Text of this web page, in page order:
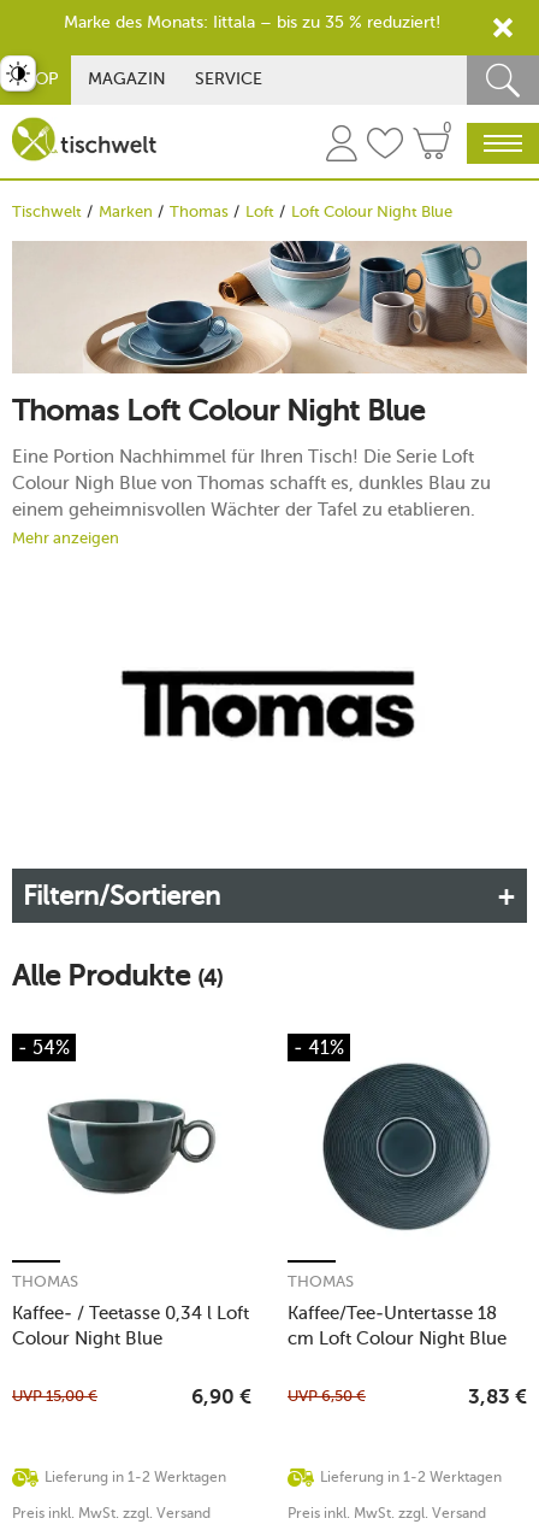
SHOP MAGAZIN SERVICE
0
Tischwelt Marken Thomas Loft Loft Colour Night Blue
Thomas Loft Colour Night Blue
Eine Portion Nachhimmel für Ihren Tisch! Die Serie Loft
Colour Nigh Blue von Thomas schafft es, dunkles Blau zu
einem geheimnisvollen Wächter der Tafel zu etablieren.
Strenge Symmetrien bei Teller, Tasse und Schale machen die
Lebendigkeit auf den Tisch bringen.
Mehr anzeigen
Filtern/Sortieren
Alle Produkte (4)
- 54%
Kaffee- / Teetasse 0,34 l Loft
Colour Night Blue
THOMAS
Lieferung in 1-2 Werktagen
UVP15,00 € 6,90 €
Preis inkl. MwSt. zzgl. Versand
- 41%
Kaffee/Tee-Untertasse 18
cm Loft Colour Night Blue
THOMAS
Lieferung in 1-2 Werktagen
UVP6,50 € 3,83 €
Preis inkl. MwSt. zzgl. Versand
umschalten
Marke des Monats: Iittala – bis zu 35 % reduziert!